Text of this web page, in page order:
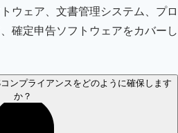
ウェア、文書管理システム、プロ
確定申告ソフトウェアをカバーし
ンプライアンスをどのように確保します
か？